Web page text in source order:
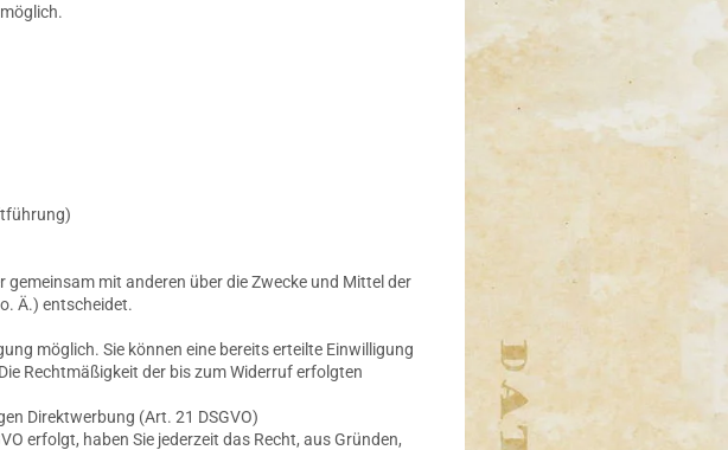
mit anderen über die Zwecke und Mittel der
Ä.) entscheidet.
möglich. Sie können eine bereits erteilte Einwilligung
Rechtmäßigkeit der bis zum Widerruf erfolgten
Direktwerbung (Art. 21 DSGVO)
erfolgt, haben Sie jederzeit das Recht, aus Gründen,